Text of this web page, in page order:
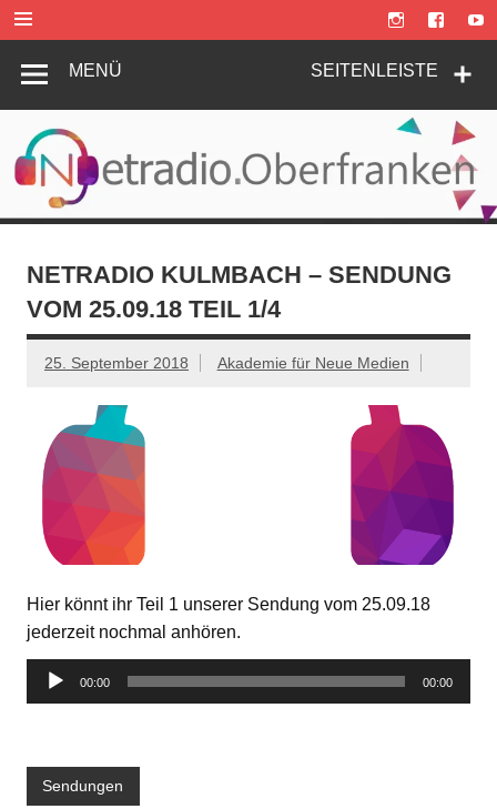
Inhalt
springen
SEITENLEISTE
MENÜ
NETRADIO KULMBACH – SENDUNG
VOM 25.09.18 TEIL 1/4
25. September 2018 Akademie für Neue Medien
Hier könnt ihr Teil 1 unserer Sendung vom 25.09.18
jederzeit nochmal anhören.
Audio-
Player
00:00 00:00
Sendungen